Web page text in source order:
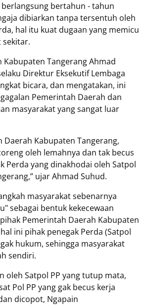
bertahun - tahun
dibiarkan tanpa tersentuh oleh
hal itu kuat dugaan yang memicu
sekitar.
Kabupaten Tangerang Ahmad
Direktur Eksekutif Lembaga
bicara, dan mengatakan, ini
Pemerintah Daerah dan
masyarakat yang sangat luar
Daerah Kabupaten Tangerang,
oleh lemahnya dan tak becus
Perda yang dinakhodai oleh Satpol
ujar Ahmad Suhud.
masyarakat sebenarnya
sebagai bentuk kekecewaan
Pemerintah Daerah Kabupaten
ini pihak penegak Perda (Satpol
hukum, sehingga masyarakat
sendiri.
oleh Satpol PP yang tutup mata,
Pol PP yang gak becus kerja
dicopot, Ngapain